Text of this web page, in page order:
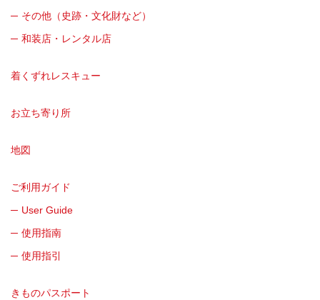
その他（史跡・文化財など）
和装店・レンタル店
着くずれレスキュー
お立ち寄り所
地図
ご利用ガイド
User Guide
使用指南
使用指引
きものパスポート